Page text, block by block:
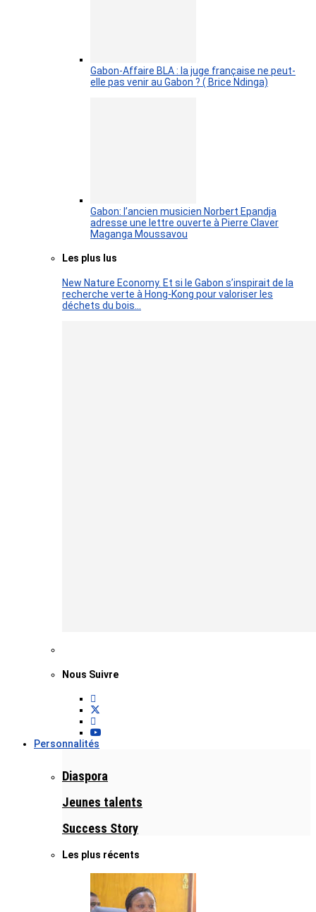
Gabon-Affaire BLA : la juge française ne peut-
elle pas venir au Gabon ? ( Brice Ndinga)
Gabon: l’ancien musicien Norbert Epandja
adresse une lettre ouverte à Pierre Claver
Maganga Moussavou
Les plus lus
New Nature Economy. Et si le Gabon s’inspirait de la
recherche verte à Hong-Kong pour valoriser les
déchets du bois…
Nous Suivre
Personnalités
Diaspora
Jeunes talents
Success Story
Les plus récents